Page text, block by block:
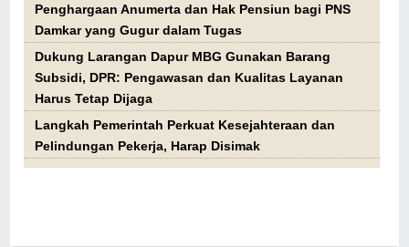
Penghargaan Anumerta dan Hak Pensiun bagi PNS
Damkar yang Gugur dalam Tugas
Dukung Larangan Dapur MBG Gunakan Barang
Subsidi, DPR: Pengawasan dan Kualitas Layanan
Harus Tetap Dijaga
Langkah Pemerintah Perkuat Kesejahteraan dan
Pelindungan Pekerja, Harap Disimak